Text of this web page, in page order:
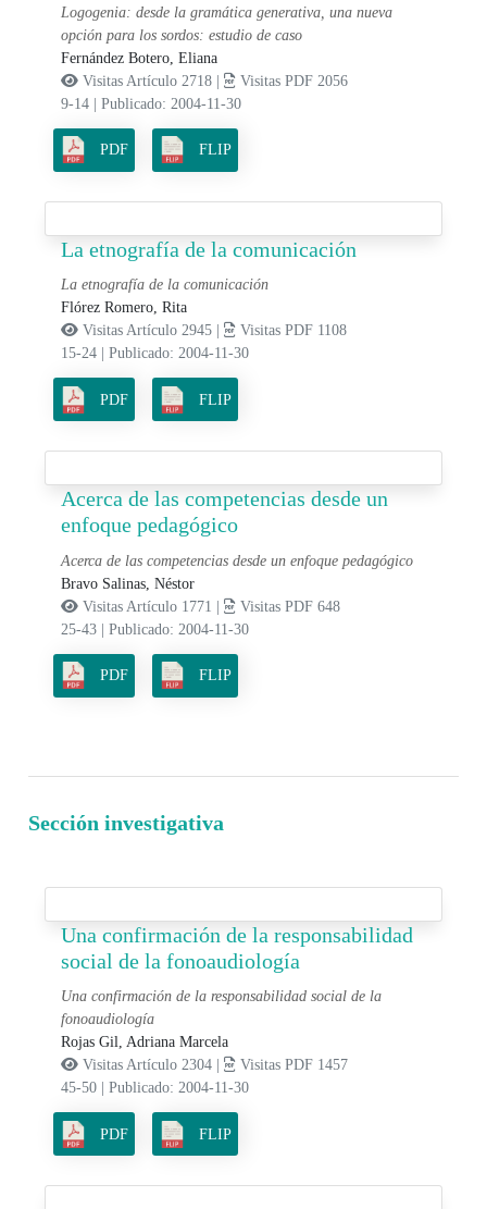
Logogenia: desde la gramática generativa, una nueva
opción para los sordos: estudio de caso
Fernández Botero, Eliana
Visitas Artículo 2718 |
Visitas PDF 2056
9-14
|Publicado: 2004-11-30
PDF FLIP
La etnografía de la comunicación
La etnografía de la comunicación
Flórez Romero, Rita
Visitas Artículo 2945 |
Visitas PDF 1108
15-24
|Publicado: 2004-11-30
PDF FLIP
Acerca de las competencias desde un
enfoque pedagógico
Acerca de las competencias desde un enfoque pedagógico
Bravo Salinas, Néstor
Visitas Artículo 1771 |
Visitas PDF 648
25-43
|Publicado: 2004-11-30
PDF FLIP
Sección investigativa
Una confirmación de la responsabilidad
social de la fonoaudiología
Una confirmación de la responsabilidad social de la
fonoaudiología
Rojas Gil, Adriana Marcela
Visitas Artículo 2304 |
Visitas PDF 1457
45-50
|Publicado: 2004-11-30
PDF FLIP